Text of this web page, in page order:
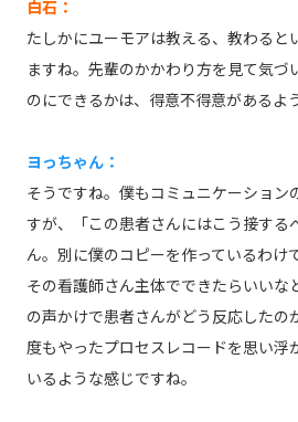
白石：
たしかにユーモアは教える、教わると
ますね。先輩のかかわり方を見て気づ
のにできるかは、得意不得意があるよ
ヨっちゃん：
そうですね。僕もコミュニケーション
すが、「この患者さんにはこう接する
ん。別に僕のコピーを作っているわけ
その看護師さん主体でできたらいいな
の声かけで患者さんがどう反応したの
度もやったプロセスレコードを思い浮
いるような感じですね。